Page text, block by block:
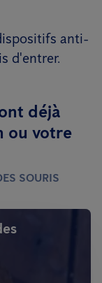
anti-
d'entrer.
déjà
ou votre
SOURIS